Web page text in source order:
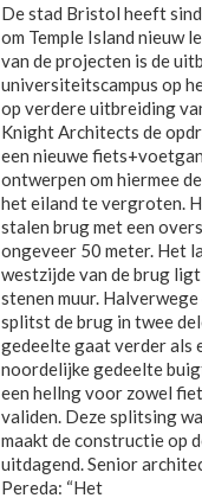
De stad Bristol heeft
om Temple Island nieuw
van de projecten is de
universiteitscampus op
op verdere uitbreiding
Knight Architects de
een nieuwe
ontwerpen om hiermee
het eiland te vergroten.
stalen brug met een
ongeveer 50 meter. Het
westzijde van de brug
stenen muur.
splitst de brug in twee
gedeelte gaat verder als
noordelijke gedeelte
een hellng voor zowel
validen. Deze splitsing
maakt de constructie op
uitdagend. Senior
Pereda: “Het